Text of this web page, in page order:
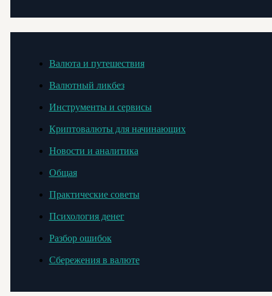
Валюта и путешествия
Валютный ликбез
Инструменты и сервисы
Криптовалюты для начинающих
Новости и аналитика
Общая
Практические советы
Психология денег
Разбор ошибок
Сбережения в валюте